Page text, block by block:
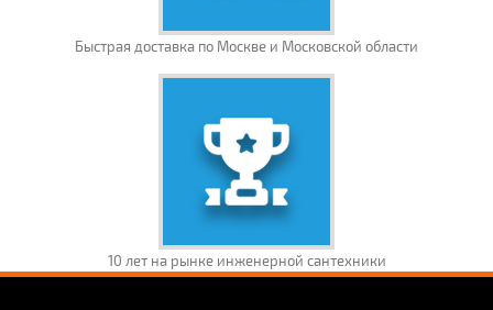
Быстрая доставка по Москве и Московской области
10 лет на рынке инженерной сантехники